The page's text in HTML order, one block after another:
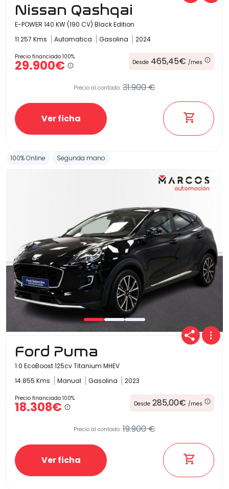
Nissan Qashqai
E-POWER 140 KW (190 CV) Black Edition
11.257 Kms
Automatica Gasolina 2024
Precio financiado 100%
29.900€ Desde 465,45€ /mes
Precio al contado: 31.900 €
Ver ficha
100% Online Segunda mano
Ford Puma
1.0 EcoBoost 125cv Titanium MHEV
14.855 Kms
Manual Gasolina 2023
Precio financiado 100%
18.308€ Desde 285,00€ /mes
Precio al contado: 19.900 €
Ver ficha